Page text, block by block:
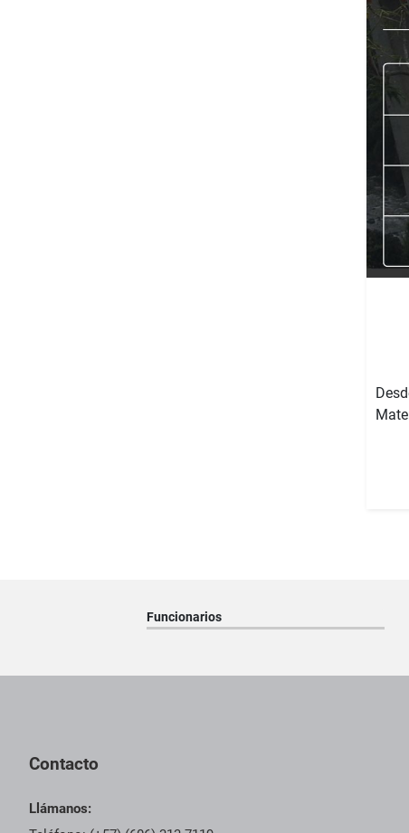
Funcionarios
Contacto
Llámanos: